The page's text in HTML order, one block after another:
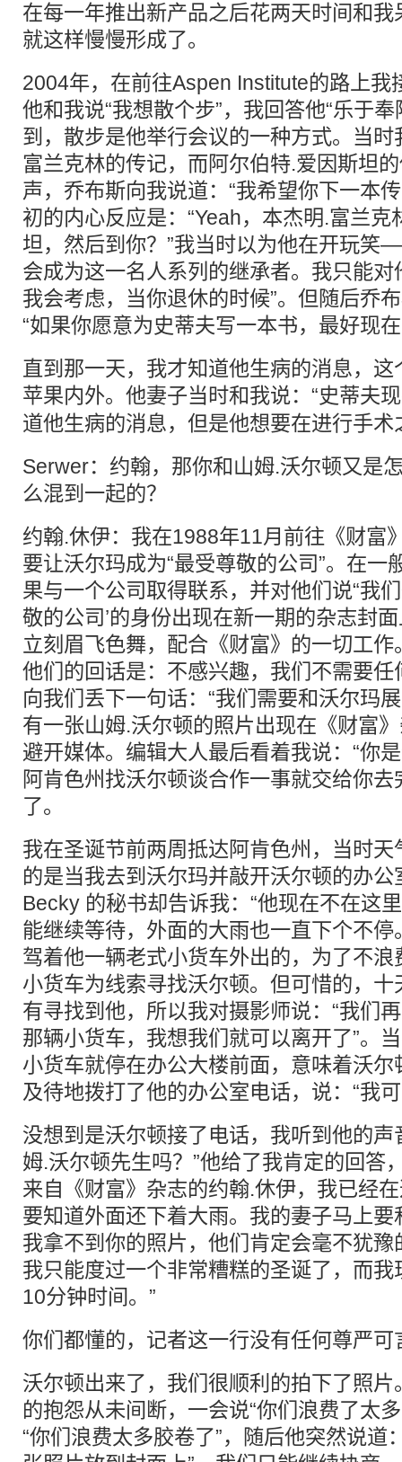
在每一年推出新产品之后花两天时间和
就这样慢慢形成了。
2004年，在前往Aspen Institute的路上我
他和我说“我想散个步”，我回答他“乐于
到，散步是他举行会议的一种方式。当
富兰克林的传记，而阿尔伯特.爱因斯坦
声，乔布斯向我说道：“我希望你下一本
初的内心反应是：“Yeah，本杰明.富兰克
坦，然后到你？”我当时以为他在开玩
会成为这一名人系列的继承者。我只能对
我会考虑，当你退休的时候”。但随后乔
“如果你愿意为史蒂夫写一本书，最好现
直到那一天，我才知道他生病的消息，
苹果内外。他妻子当时和我说：“史蒂夫
道他生病的消息，但是他想要在进行手术
Serwer：约翰，那你和山姆.沃尔顿又是
么混到一起的？
约翰.休伊：我在1988年11月前往《财富
要让沃尔玛成为“最受尊敬的公司”。在一
果与一个公司取得联系，并对他们说“我
敬的公司’的身份出现在新一期的杂志封
立刻眉飞色舞，配合《财富》的一切工
他们的回话是：不感兴趣，我们不需要
向我们丢下一句话：“我们需要和沃尔玛
有一张山姆.沃尔顿的照片出现在《财富
避开媒体。编辑大人最后看着我说：“你
阿肯色州找沃尔顿谈合作一事就交给你
了。
我在圣诞节前两周抵达阿肯色州，当时
的是当我去到沃尔玛并敲开沃尔顿的办
Becky 的秘书却告诉我：“他现在不在这
能继续等待，外面的大雨也一直下个不
驾着他一辆老式小货车外出的，为了不
小货车为线索寻找沃尔顿。但可惜的，
有寻找到他，所以我对摄影师说：“我们
那辆小货车，我想我们就可以离开了”。
小货车就停在办公大楼前面，意味着沃
及待地拨打了他的办公室电话，说：“我
没想到是沃尔顿接了电话，我听到他的声
姆.沃尔顿先生吗？”他给了我肯定的回答
来自《财富》杂志的约翰.休伊，我已经
要知道外面还下着大雨。我的妻子马上
我拿不到你的照片，他们肯定会毫不犹
我只能度过一个非常糟糕的圣诞了，而
10分钟时间。”
你们都懂的，记者这一行没有任何尊严可
沃尔顿出来了，我们很顺利的拍下了照
的抱怨从未间断，一会说“你们浪费了太
“你们浪费太多胶卷了”，随后他突然说道